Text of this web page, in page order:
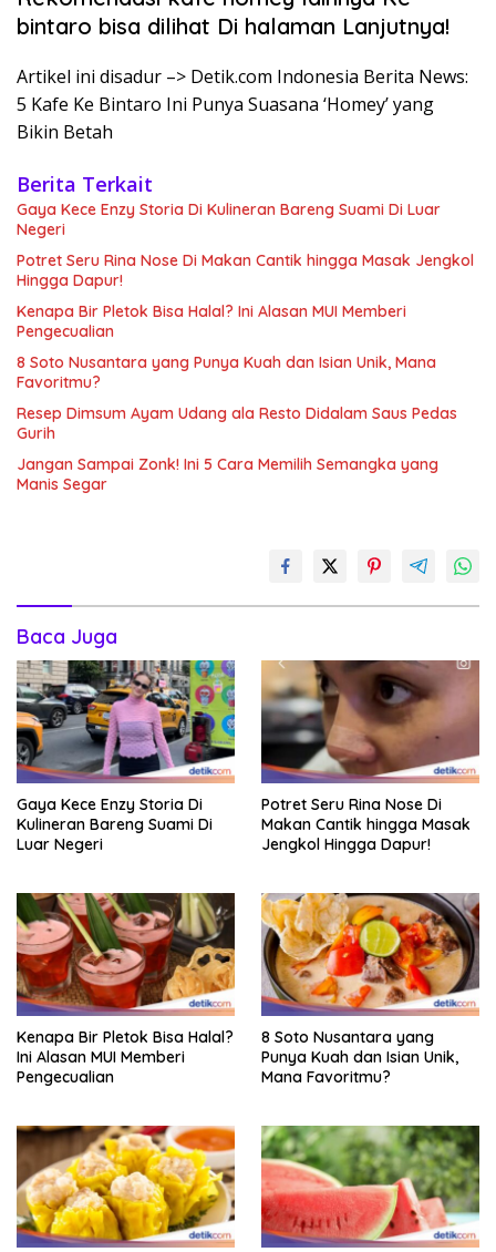
bintaro bisa dilihat Di halaman Lanjutnya!
Artikel ini disadur –> Detik.com Indonesia Berita News:
5 Kafe Ke Bintaro Ini Punya Suasana ‘Homey’ yang
Bikin Betah
Berita Terkait
Gaya Kece Enzy Storia Di Kulineran Bareng Suami Di Luar
Negeri
Potret Seru Rina Nose Di Makan Cantik hingga Masak Jengkol
Hingga Dapur!
Kenapa Bir Pletok Bisa Halal? Ini Alasan MUI Memberi
Pengecualian
8 Soto Nusantara yang Punya Kuah dan Isian Unik, Mana
Favoritmu?
Resep Dimsum Ayam Udang ala Resto Didalam Saus Pedas
Gurih
Jangan Sampai Zonk! Ini 5 Cara Memilih Semangka yang
Manis Segar
Baca Juga
Gaya Kece Enzy Storia Di
Kulineran Bareng Suami Di
Luar Negeri
Potret Seru Rina Nose Di
Makan Cantik hingga Masak
Jengkol Hingga Dapur!
Kenapa Bir Pletok Bisa Halal?
Ini Alasan MUI Memberi
Pengecualian
8 Soto Nusantara yang
Punya Kuah dan Isian Unik,
Mana Favoritmu?